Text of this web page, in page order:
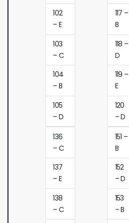
102
– E
103
– C
104
– B
105
– D
117 –
B
118 –
D
119 –
E
120
– D
136
– C
137
– E
138
– C
151 –
B
152
– D
153
– B